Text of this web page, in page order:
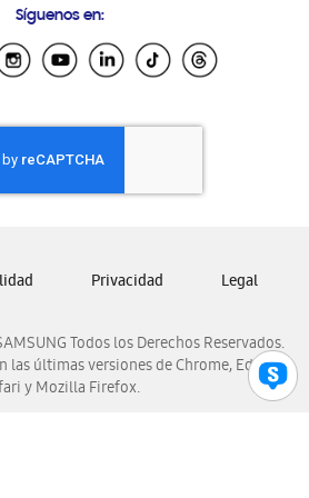
Samsung Ecuador
El Salvador
Honduras
Nicaragua
Panamá
Venezuela
Síguenos en:
Todos los Derechos Reservados.
las últimas versiones de Chrome, Edge,
y Mozilla Firefox.
Privacidad Legal